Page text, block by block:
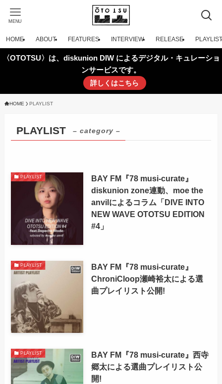
MENU
HOME ABOUT FEATURES INTERVIEW RELEASE PLAYLIST
〈OTOTSU〉は、diskunion DIW によるデジタル・キュレーショ
ンサービスです。
詳しくはこちら
HOME PLAYLIST
PLAYLIST – category –
PLAYLIST
BAY FM『78 musi-curate』
diskunion zone連動、moe the
anvilによるコラム「DIVE INTO
NEW WAVE OTOTSU EDITION
#4」
PLAYLIST
BAY FM『78 musi-curate』
ChroniCloop瀬崎裕太による選
曲プレイリスト公開!
PLAYLIST
BAY FM『78 musi-curate』西寺
郷太による選曲プレイリスト公
開!